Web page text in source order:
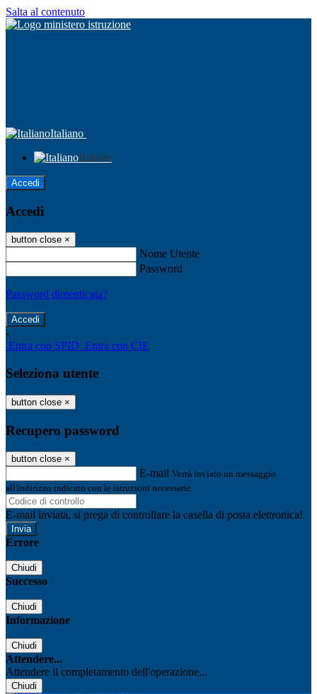
Salta al contenuto
Italiano
Italiano
Accedi
Accedi
button close ×
Nome Utente
Password
Password dimenticata?
-
Entra con SPID Entra con CIE
Seleziona utente
button close ×
Recupero password
button close ×
E-mail Verrà inviato un messaggio
all'indirizzo indicato con le istruzioni necessarie.
E-mail inviata, si prega di controllare la casella di posta elettronica!
Errore
Chiudi
Successo
Chiudi
Informazione
Chiudi
Attendere...
Attendere il completamento dell'operazione...
Chiudi